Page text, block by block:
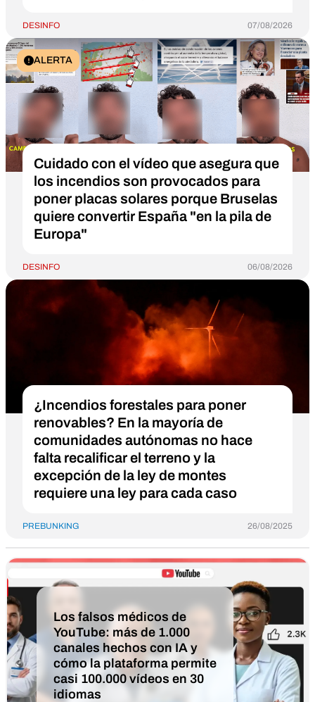
DESINFO 07/08/2026
ALERTA
Cuidado con el vídeo que asegura que
los incendios son provocados para
poner placas solares porque Bruselas
quiere convertir España "en la pila de
Europa"
DESINFO 06/08/2026
¿Incendios forestales para poner
renovables? En la mayoría de
comunidades autónomas no hace
falta recalificar el terreno y la
excepción de la ley de montes
requiere una ley para cada caso
PREBUNKING 26/08/2025
Los falsos médicos de
YouTube: más de 1.000
canales hechos con IA y
cómo la plataforma permite
casi 100.000 vídeos en 30
idiomas